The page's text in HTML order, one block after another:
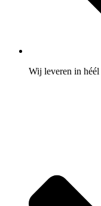
Wij leveren in héél